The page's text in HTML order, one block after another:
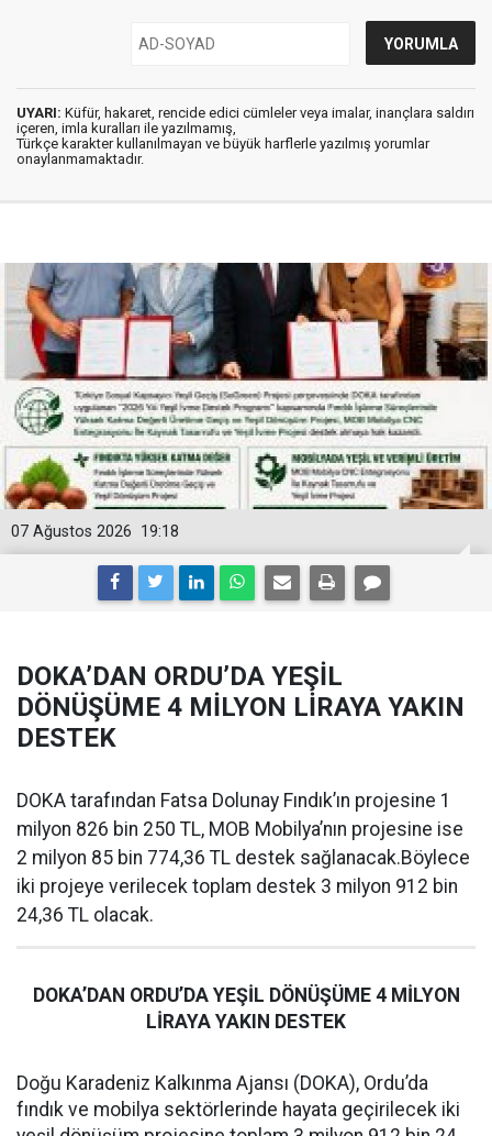
UYARI: Küfür, hakaret, rencide edici cümleler veya imalar, inançlara saldırı
içeren, imla kuralları ile yazılmamış,
Türkçe karakter kullanılmayan ve büyük harflerle yazılmış yorumlar
onaylanmamaktadır.
19:18
07 Ağustos 2026
DOKA’DAN ORDU’DA YEŞİL
DÖNÜŞÜME 4 MİLYON LİRAYA YAKIN
DESTEK
DOKA tarafından Fatsa Dolunay Fındık’ın projesine 1
milyon 826 bin 250 TL, MOB Mobilya’nın projesine ise
2 milyon 85 bin 774,36 TL destek sağlanacak.Böylece
iki projeye verilecek toplam destek 3 milyon 912 bin
24,36 TL olacak.
DOKA’DAN ORDU’DA YEŞİL DÖNÜŞÜME 4 MİLYON
LİRAYA YAKIN DESTEK
Doğu Karadeniz Kalkınma Ajansı (DOKA), Ordu’da
fındık ve mobilya sektörlerinde hayata geçirilecek iki